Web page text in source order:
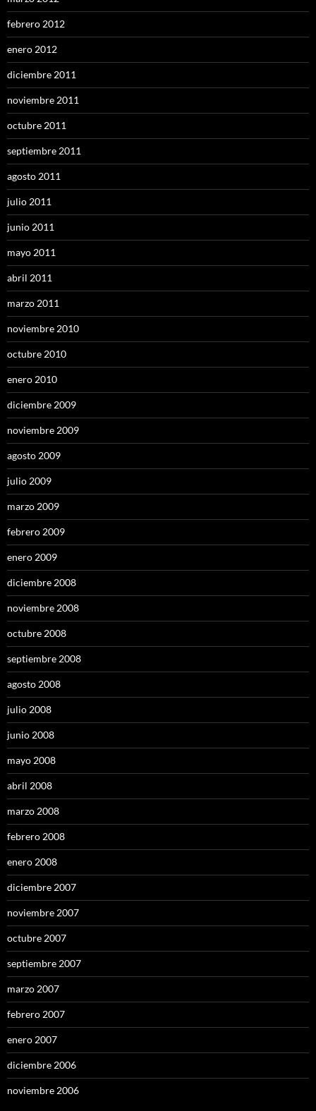
febrero 2012
enero 2012
diciembre 2011
noviembre 2011
octubre 2011
septiembre 2011
agosto 2011
julio 2011
junio 2011
mayo 2011
abril 2011
marzo 2011
noviembre 2010
octubre 2010
enero 2010
diciembre 2009
noviembre 2009
agosto 2009
julio 2009
marzo 2009
febrero 2009
enero 2009
diciembre 2008
noviembre 2008
octubre 2008
septiembre 2008
agosto 2008
julio 2008
junio 2008
mayo 2008
abril 2008
marzo 2008
febrero 2008
enero 2008
diciembre 2007
noviembre 2007
octubre 2007
septiembre 2007
marzo 2007
febrero 2007
enero 2007
diciembre 2006
noviembre 2006